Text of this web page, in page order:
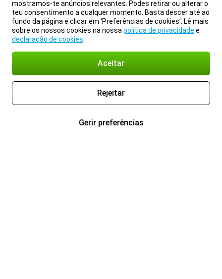
mostramos-te anúncios relevantes. Podes retirar ou alterar o
teu consentimento a qualquer momento. Basta descer até ao
fundo da página e clicar em ‘Preferências de cookies’. Lê mais
sobre os nossos cookies na nossa política de privacidade e
declaração de cookies
Aceitar
Rejeitar
Gerir preferências